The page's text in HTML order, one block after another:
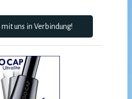
uns in Verbindung!